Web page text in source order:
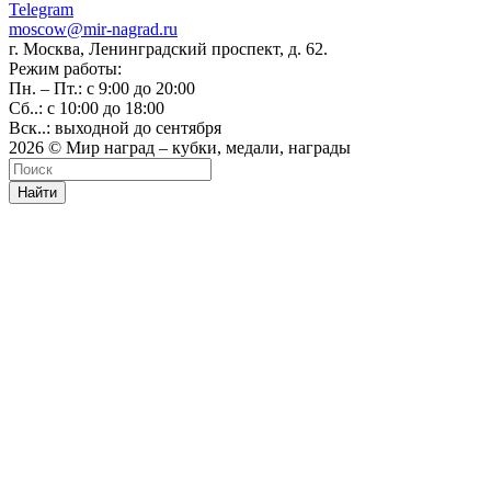
Telegram
moscow@mir-nagrad.ru
г. Москва, Ленинградский проспект, д. 62.
Режим работы:
Пн. – Пт.: с 9:00 до 20:00
Сб..: с 10:00 до 18:00
Вск..: выходной до сентября
2026 © Мир наград – кубки, медали, награды
Найти